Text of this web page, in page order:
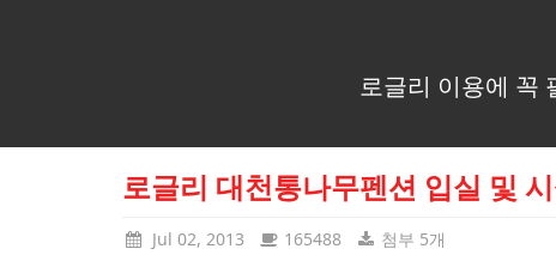
로글리 이용에 꼭
로글리 대천통나무펜션 입실 및
Jul 02, 2013 165488 첨부 5개